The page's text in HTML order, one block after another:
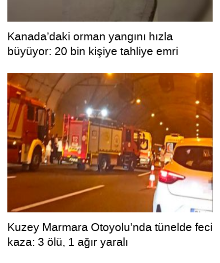
Kanada’daki orman yangını hızla
büyüyor: 20 bin kişiye tahliye emri
Kuzey Marmara Otoyolu’nda tünelde feci
kaza: 3 ölü, 1 ağır yaralı